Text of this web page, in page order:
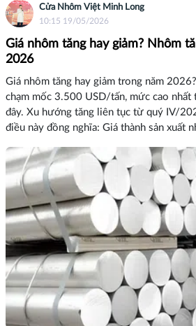
Cửa Nhôm Việt Minh Long
10:15 19/05/2026
Giá nhôm tăng hay giảm? Nhôm
2026
Giá nhôm tăng hay giảm trong năm
chạm mốc 3.500 USD/tấn, mức cao nhất
đây. Xu hướng tăng liên tục từ quý IV/
điều này đồng nghĩa: Giá thành sản xuất